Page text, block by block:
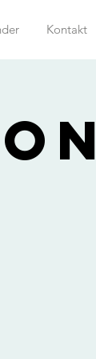
Kontakt